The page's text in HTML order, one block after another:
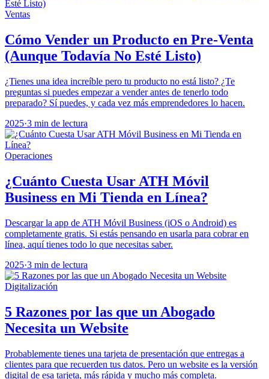
Ventas
Cómo Vender un Producto en Pre-Venta
(Aunque Todavía No Esté Listo)
¿Tienes una idea increíble pero tu producto no está listo? ¿Te
preguntas si puedes empezar a vender antes de tenerlo todo
preparado? Sí puedes, y cada vez más emprendedores lo hacen.
2025·3 min de lectura
Operaciones
¿Cuánto Cuesta Usar ATH Móvil
Business en Mi Tienda en Línea?
Descargar la app de ATH Móvil Business (iOS o Android) es
completamente gratis. Si estás pensando en usarla para cobrar en
línea, aquí tienes todo lo que necesitas saber.
2025·3 min de lectura
Digitalización
5 Razones por las que un Abogado
Necesita un Website
Probablemente tienes una tarjeta de presentación que entregas a
clientes para que recuerden tus datos. Pero un website es la versión
digital de esa tarjeta, más rápida y mucho más completa.